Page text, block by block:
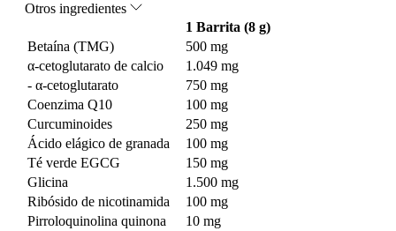
Otros ingredientes
1 Barrita (8 g)
Betaína (TMG)
500 mg
α-cetoglutarato de calcio
1.049 mg
- α-cetoglutarato
750 mg
Coenzima Q10
100 mg
Curcuminoides
250 mg
Ácido elágico de granada
100 mg
Té verde EGCG
150 mg
Glicina
1.500 mg
Ribósido de nicotinamida
100 mg
Pirroloquinolina quinona
10 mg